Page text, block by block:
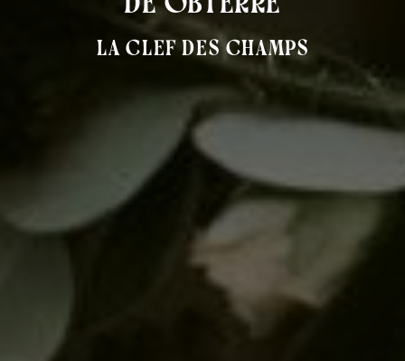
La Clef des Champs